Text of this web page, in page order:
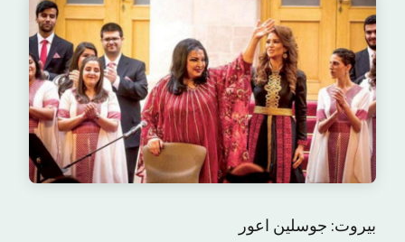
بیروت: جوسلین اعور